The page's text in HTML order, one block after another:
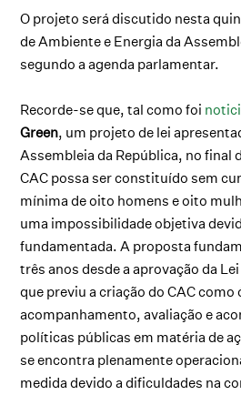
O projeto será discutido nesta
de Ambiente e Energia da
segundo a agenda parlamentar.
Recorde-se que, tal como foi
Green, um projeto de lei
Assembleia da República, no final
CAC possa ser constituído sem
mínima de oito homens e oito
uma impossibilidade objetiva
fundamentada. A proposta
três anos desde a aprovação da
que previu a criação do CAC
acompanhamento, avaliação e
políticas públicas em matéria de
se encontra plenamente
medida devido a dificuldades na